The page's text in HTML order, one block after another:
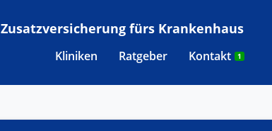
Kliniken
Ratgeber Kontakt 1
Zusatzversicherung fürs Krankenhaus